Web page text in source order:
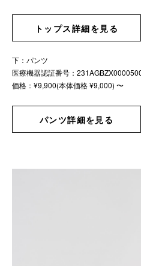
トップス詳細を見る
下：パンツ
医療機器認証番号：
価格：¥9,900(本体価格 ¥9,000) 〜
パンツ詳細を見る